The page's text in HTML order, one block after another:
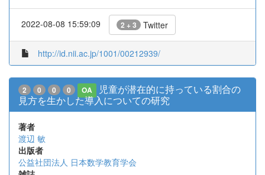
2022-08-08 15:59:09 2 + 3 Twitter
http://id.nii.ac.jp/1001/00212939/
2 0 0 0 OA
児童が潜在的に持っている割合の
見方を生かした導入についての研究
著者
渡辺 敏
出版者
公益社団法人 日本数学教育学会